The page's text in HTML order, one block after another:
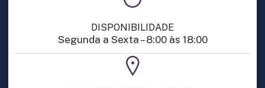
DISPONIBILIDADE
Segunda a Sexta – 8:00 às 18:00